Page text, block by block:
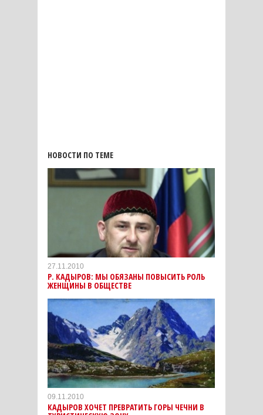
НОВОСТИ ПО ТЕМЕ
27.11.2010
Р. КАДЫРОВ: МЫ ОБЯЗАНЫ ПОВЫСИТЬ РОЛЬ
ЖЕНЩИНЫ В ОБЩЕСТВЕ
09.11.2010
КАДЫРОВ ХОЧЕТ ПРЕВРАТИТЬ ГОРЫ ЧЕЧНИ В